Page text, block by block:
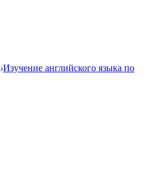
›Изучение английского языка по